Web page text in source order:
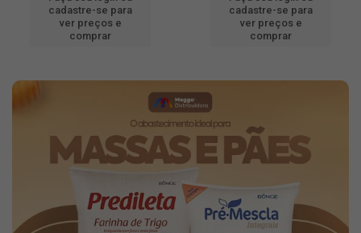
cadastre-se para
ver preços e
comprar
cadastre-se para
ver preços e
comprar